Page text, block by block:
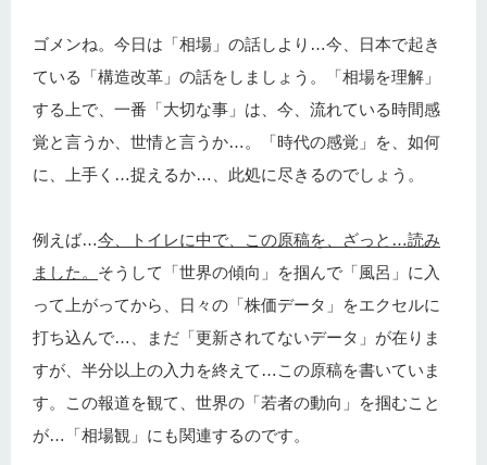
ゴメンね。今日は「相場」の話しより…今、日本で起き
ている「構造改革」の話をしましょう。「相場を理解」
する上で、一番「大切な事」は、今、流れている時間感
覚と言うか、世情と言うか…。「時代の感覚」を、如何
に、上手く…捉えるか…、此処に尽きるのでしょう。
例えば…今、トイレに中で、この原稿を、ざっと…読み
ました。 そうして「世界の傾向」を掴んで「風呂」に入
って上がってから、日々の「株価データ」をエクセルに
打ち込んで…、まだ「更新されてないデータ」が在りま
すが、半分以上の入力を終えて…この原稿を書いていま
す。この報道を観て、世界の「若者の動向」を掴むこと
が…「相場観」にも関連するのです。